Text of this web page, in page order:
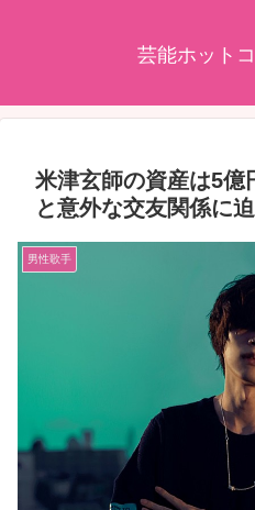
芸能ホット
米津玄師の資産は5億
と意外な交友関係に迫
男性歌手